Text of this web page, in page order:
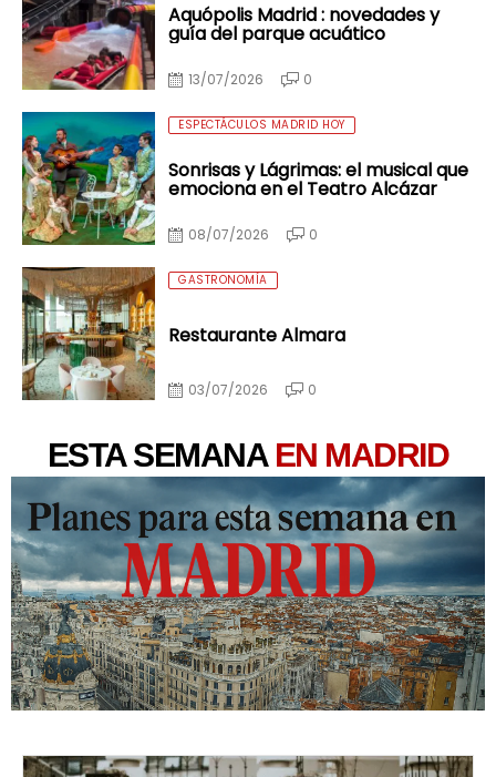
Aquópolis Madrid : novedades y
guía del parque acuático
13/07/2026 0
ESPECTÁCULOS MADRID HOY
Sonrisas y Lágrimas: el musical que
emociona en el Teatro Alcázar
08/07/2026 0
GASTRONOMÍA
Restaurante Almara
03/07/2026 0
ESTA SEMANA EN MADRID